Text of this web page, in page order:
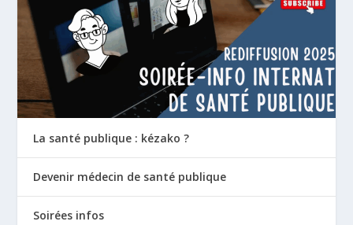
La santé publique : kézako ?
Devenir médecin de santé publique
Soirées infos